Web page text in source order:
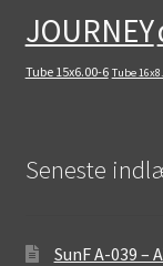
JOURNEY
Tube 15x6.00-6 Tube
Seneste
SunF A-039